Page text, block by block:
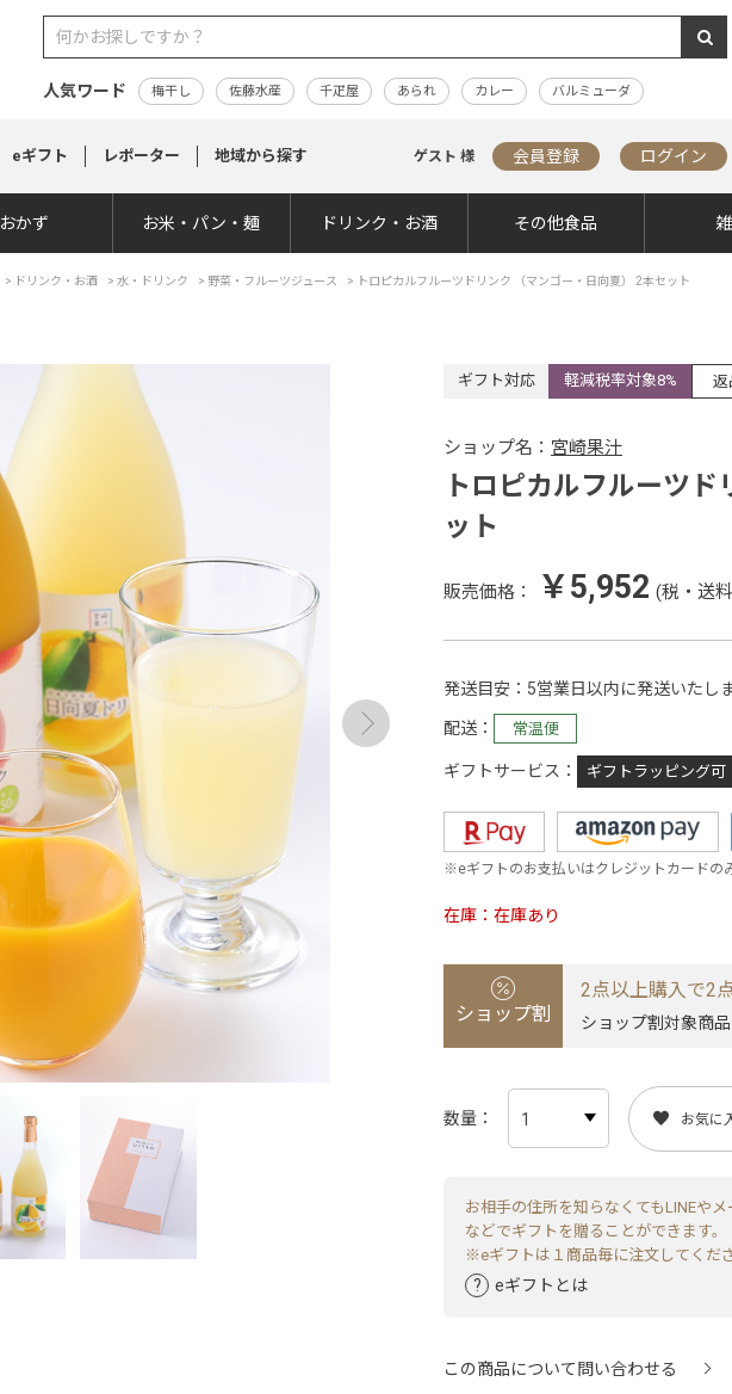
人気ワード 梅干し 佐藤水産 千疋屋 あられ カレー バルミューダ
eギフト レポーター 地域から探す ゲスト 様 会員登録 ログイン
おかず お米・パン・麺 ドリンク・お酒 その他食品
> ドリンク・お酒 > 水・ドリンク > 野菜・フルーツジュース > トロピカルフルーツドリンク （マンゴー・日向夏） 2本セット
ギフト対応 軽減税率対象8% 返
ショップ名： 宮崎果汁
トロピカルフルーツ
ット
販売価格： ￥5,952 (税・送
発送目安 5営業日以内に発送いたし
配送 常温便
ギフトサービス ギフトラッピング可
※eギフトのお支払いはクレジットカードの
在庫 在庫あり
ショップ割
2点以上購入で2
ショップ割対象商
数量 お気に
お相手の住所を知らなくてもLINEやメ
などでギフトを贈ることができます。
※eギフトは１商品毎に注文してくだ
eギフトとは
この商品について問い合わせる